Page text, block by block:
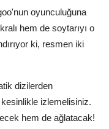
oyunculuğuna
hem de soytarıyı o
ki, resmen iki
dizilerden
izlemelisiniz.
hem de ağlatacak!